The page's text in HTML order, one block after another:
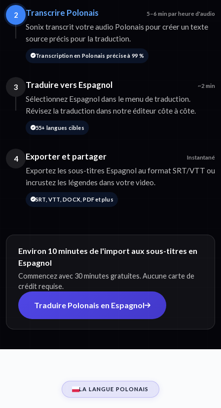
2 Transcrire Polonais 5–6 min par heure d'audio
Sonix transcrit votre audio Polonais pour créer un texte
source précis pour la traduction.
Transcription en Polonais précise à 99 %
3 Traduire vers Espagnol ~2 min
Sélectionnez Espagnol dans le menu de traduction.
Révisez la traduction dans notre éditeur côte à côte.
55+ langues cibles
4 Exporter et partager Instantané
Exportez les sous-titres Espagnol au format SRT/VTT ou
incrustez les légendes dans votre video.
SRT, VTT, DOCX, PDF et plus
Environ 10 minutes de l'import aux sous-titres en
Espagnol
Commencez avec 30 minutes gratuites. Aucune carte de
crédit requise.
Traduire Polonais en Espagnol
LA LANGUE POLONAIS